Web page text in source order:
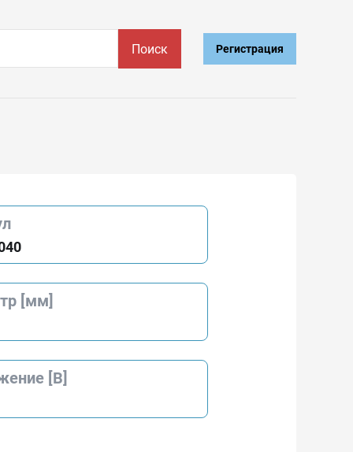
Поиск Регистрация
[мм]
[В]